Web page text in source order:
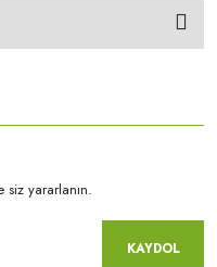
yararlanın.
KAYDOL